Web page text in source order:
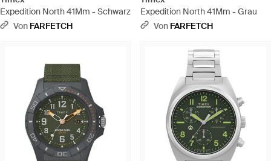
Expedition North 41Mm - Schwarz
Von FARFETCH
Expedition North 41Mm - Grau
Von FARFETCH